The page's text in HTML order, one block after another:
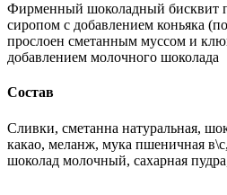
Фирменный шоколадный бисквит
сиропом с добавлением коньяка
прослоен сметанным муссом и
добавлением молочного шоколада
Состав
Сливки, сметанна натуральная,
какао, меланж, мука пшеничная
шоколад молочный, сахарная